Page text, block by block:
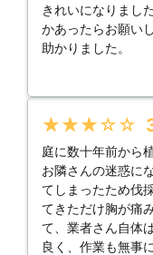
きれいになりまし
かあったらお願い
助かりました。
★★★★★
庭に数十年前から
お隣さんの迷惑に
てしまったため伐
てきただけ胸が痛
て、業者さん自体
良く、作業も無事